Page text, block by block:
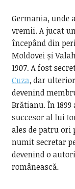
Germania, unde
vremii. A jucat
începând din
Moldovei și
1907. A fost
Cuza, dar
devenind
Brătianu. În
succesor al lui
ales de patru ori
numit secretar
devenind o
românească.